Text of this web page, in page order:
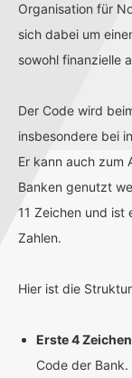
Organisation für
sich dabei um
sowohl finanzielle
Der Code wird
insbesondere bei
Er kann auch zum
Banken genutzt
11 Zeichen und ist
Zahlen.
Hier ist die
Erste 4
Code der Bank.